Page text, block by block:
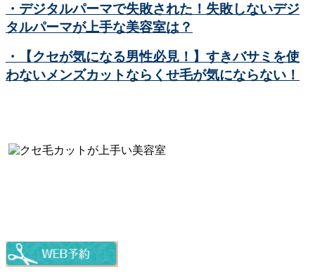
・デジタルパーマで失敗された！失敗しないデジ
タルパーマが上手な美容室は？
・【クセが気になる男性必見！】すきバサミを使
わないメンズカットならくせ毛が気にならない！